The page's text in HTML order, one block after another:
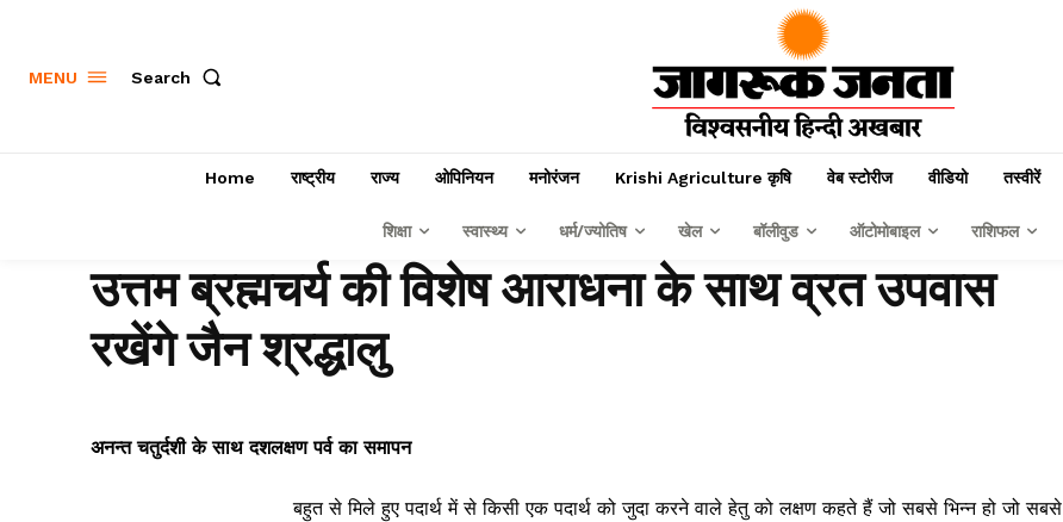
MENU Search
Home राष्ट्रीय राज्य ओपिनियन मनोरंजन Krishi Agriculture कृषि वेब स्टोरीज वीडियो तस्वीरें
शिक्षा स्वास्थ्य धर्म/ज्योतिष खेल बॉलीवुड ऑटोमोबाइल राशिफल
उत्तम ब्रह्मचर्य की विशेष आराधना के साथ व्रत उपवास
रखेंगे जैन श्रद्धालु
अनन्त चतुर्दशी के साथ दशलक्षण पर्व का समापन
बहुत से मिले हुए पदार्थ में से किसी एक पदार्थ को जुदा करने वाले हेतु को लक्षण कहते हैं जो सबसे भिन्न हो जो सबसे